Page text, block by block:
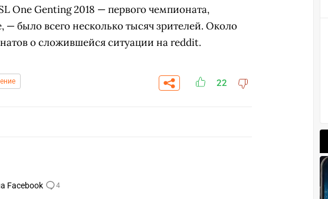
One Genting 2018 — первого чемпионата,
было всего несколько тысяч зрителей. Около
о сложившейся ситуации на reddit.
22
Facebook 4